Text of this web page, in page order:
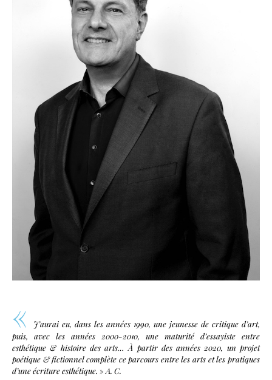
«
J’aurai eu, dans les années 1990, une jeunesse de critique d’art,
puis, avec les années 2000-2010, une maturité d’essayiste entre
esthétique & histoire des arts… À partir des années 2020, un projet
poétique & fictionnel complète ce parcours entre les arts et les pratiques
d’une écriture esthétique. » A. C.